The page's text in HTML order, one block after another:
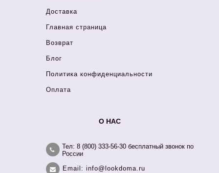
Доставка
Главная страница
Возврат
Блог
Политика конфиденциальности
Оплата
О НАС
Тел: 8 (800) 333-56-30 бесплатный звонок по
России
Email: info@lookdoma.ru